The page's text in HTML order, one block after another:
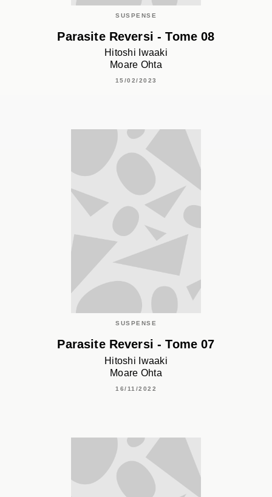
SUSPENSE
Parasite Reversi - Tome 08
Hitoshi Iwaaki
Moare Ohta
15/02/2023
SUSPENSE
Parasite Reversi - Tome 07
Hitoshi Iwaaki
Moare Ohta
16/11/2022